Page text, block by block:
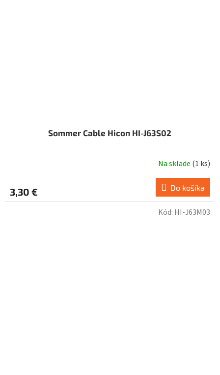
Sommer Cable Hicon HI-J63S02
Na sklade (1 ks)
3,30 € Do košíka
Kód: HI-J63M03